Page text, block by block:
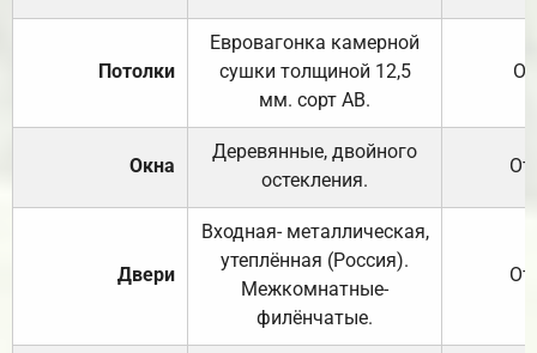
Потолки
Евровагонка камерной
сушки толщиной 12,5
мм. сорт АВ.
Окна
Деревянные, двойного
остекления.
Двери
Входная- металлическая,
утеплённая (Россия).
Межкомнатные-
филёнчатые.